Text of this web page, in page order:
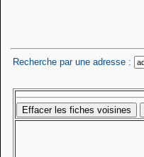
Recherche par une adresse :